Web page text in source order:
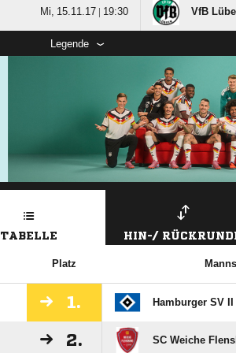
  |  VfB
Legende
TABELLE HIN-/
Platz
1. Hamburger SV II
2. SC Weiche